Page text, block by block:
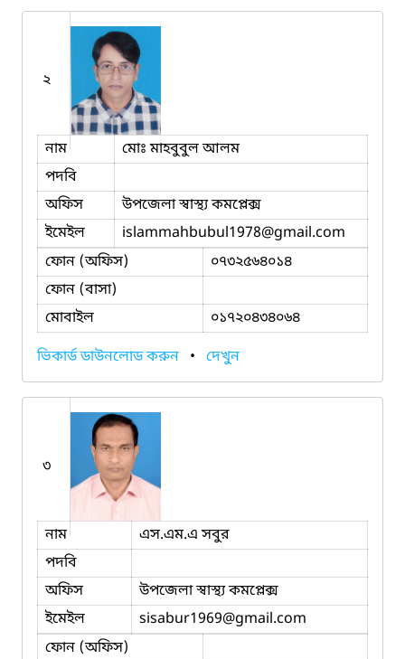
২
নাম
মোঃ মাহবুবুল আলম
পদবি
অফিস
উপজেলা স্বাস্থ্য কমপ্লেক্স
ইমেইল
islammahbubul1978@gmail.com
ফোন (অফিস)
০৭৩২৫৬৪০১৪
ফোন (বাসা)
মোবাইল
০১৭২০৪৩৪০৬৪
ভিকার্ড ডাউনলোড করুন • দেখুন
৩
নাম
এস.এম.এ সবুর
পদবি
অফিস
উপজেলা স্বাস্থ্য কমপ্লেক্স
ইমেইল
sisabur1969@gmail.com
ফোন (অফিস)